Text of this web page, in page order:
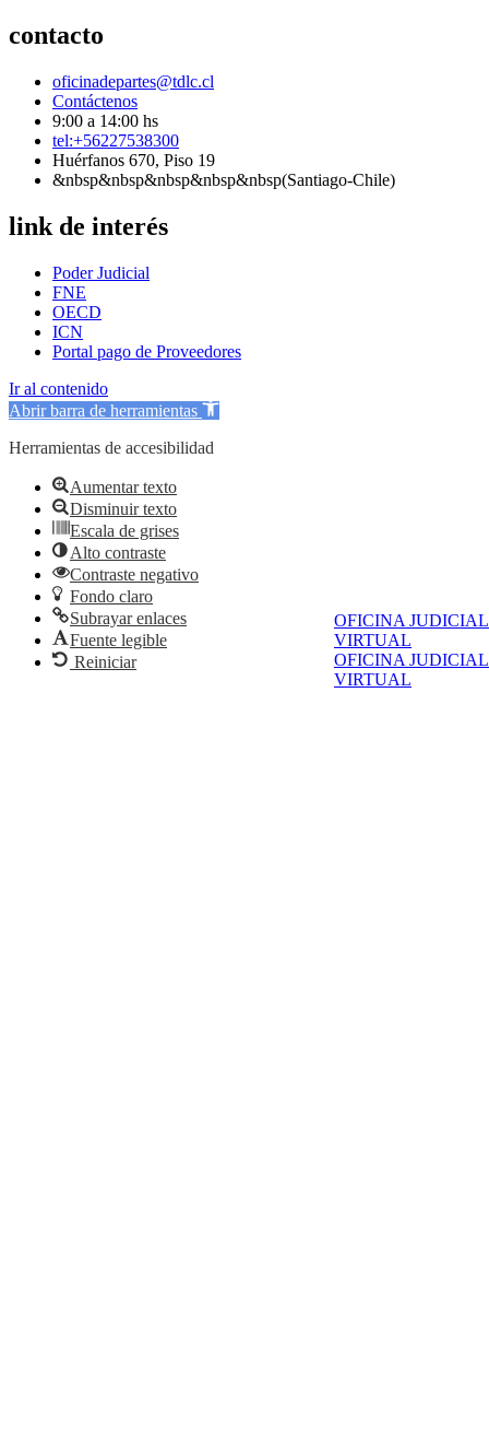
OFICINA JUDICIAL
VIRTUAL
OFICINA JUDICIAL
VIRTUAL
contacto
oficinadepartes@tdlc.cl
Contáctenos
9:00 a 14:00 hs
tel:+56227538300
Huérfanos 670, Piso 19
&nbsp&nbsp&nbsp&nbsp&nbsp(Santiago-Chile)
link de interés
Poder Judicial
FNE
OECD
ICN
Portal pago de Proveedores
Ir al contenido
Abrir barra de herramientas
Herramientas de accesibilidad
Aumentar texto
Disminuir texto
Escala de grises
Alto contraste
Contraste negativo
Fondo claro
Subrayar enlaces
Fuente legible
Reiniciar